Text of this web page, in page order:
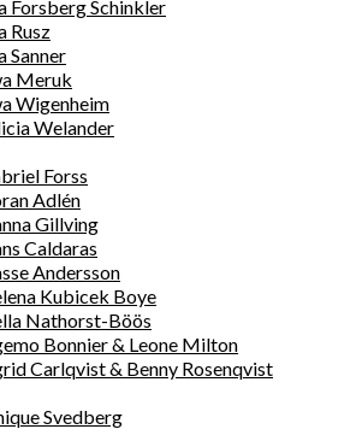
Forsberg Schinkler
Rusz
Sanner
Meruk
Wigenheim
Welander
Forss
Adlén
Gillving
Caldaras
Andersson
Kubicek Boye
Nathorst-Böös
Bonnier & Leone Milton
Carlqvist & Benny Rosenqvist
Svedberg